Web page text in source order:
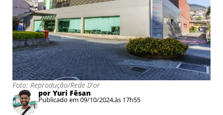
Foto: Reprodução/Rede D'or
por Yuri Fêsan
Publicado em 09/10/2024,às 17h55